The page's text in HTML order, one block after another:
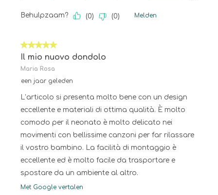
Behulpzaam? (0) (0) Melden
5 van 5 sterren.
Il mio nuovo dondolo
Maria Rosa
een jaar geleden
L’articolo si presenta molto bene con un design
eccellente e materiali di ottima qualità. È molto
comodo per il neonato è molto delicato nei
movimenti con bellissime canzoni per far rilassare
il vostro bambino. La facilità di montaggio è
eccellente ed è molto facile da trasportare e
spostare da un ambiente al altro.
Met Google vertalen